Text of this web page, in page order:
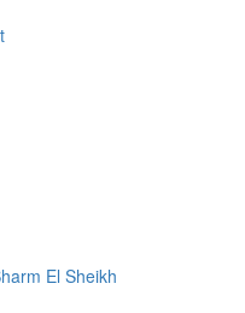
El Sheikh